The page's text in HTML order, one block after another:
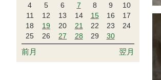
4
5 6 7 8 9
10
11
12 13 14 15 16
17
18
19 20 21 22 23
24
25
26 27 28 29 30
前月 翌月